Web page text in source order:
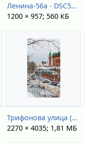
Ленина-56а - DSC54620.jpg
1200 × 957; 560 КБ
Трифонова улица (вост часть).jpg
2270 × 4035; 1,81 МБ